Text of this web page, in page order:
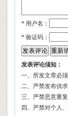
* 用户名：
* 验证码：
发表评论须知：
一、所发文章必
二、严禁发布供
三、严禁恶意重复
四、严禁对个人